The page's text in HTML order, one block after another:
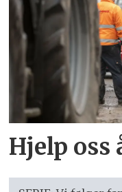
Hjelp oss